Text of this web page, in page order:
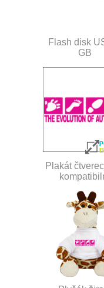
Flash disk
GB
Plakát